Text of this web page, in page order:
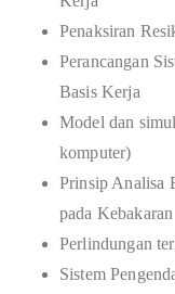
Penaksiran
Perancangan
Basis Kerja
Model dan
komputer)
Prinsip Analisa
pada Kebakaran
Perlindungan
Sistem